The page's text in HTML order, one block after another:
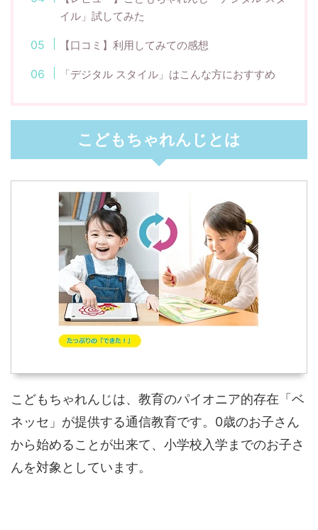
イル」試してみた
【口コミ】利用してみての感想
「デジタル スタイル」はこんな方におすすめ
こどもちゃれんじとは
こどもちゃれんじは、教育のパイオニア的存在「ベ
ネッセ」が提供する通信教育です。0歳のお子さん
から始めることが出来て、小学校入学までのお子さ
んを対象としています。